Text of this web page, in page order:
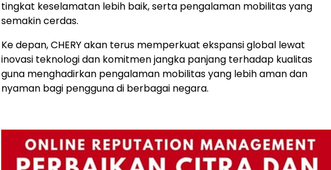
tingkat keselamatan lebih baik, serta pengalaman mobilitas yang
semakin cerdas.
Ke depan, CHERY akan terus memperkuat ekspansi global lewat
inovasi teknologi dan komitmen jangka panjang terhadap kualitas
guna menghadirkan pengalaman mobilitas yang lebih aman dan
nyaman bagi pengguna di berbagai negara.